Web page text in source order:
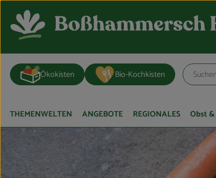
Ökokisten Bio-Kochkisten
THEMENWELTEN ANGEBOTE REGIONALES Obst